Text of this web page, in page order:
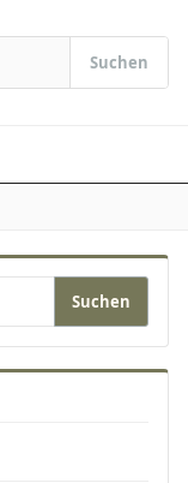
Suchen